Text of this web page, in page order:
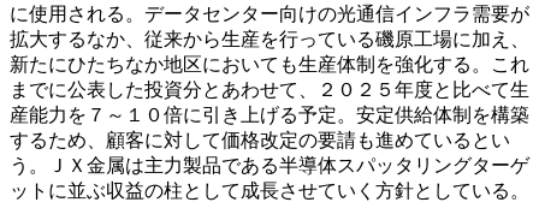
に使用される。データセンター向けの光通信インフラ需要が
拡大するなか、従来から生産を行っている磯原工場に加え、
新たにひたちなか地区においても生産体制を強化する。これ
までに公表した投資分とあわせて、２０２５年度と比べて生
産能力を７～１０倍に引き上げる予定。安定供給体制を構築
するため、顧客に対して価格改定の要請も進めているとい
う。ＪＸ金属は主力製品である半導体スパッタリングターゲ
ットに並ぶ収益の柱として成長させていく方針としている。